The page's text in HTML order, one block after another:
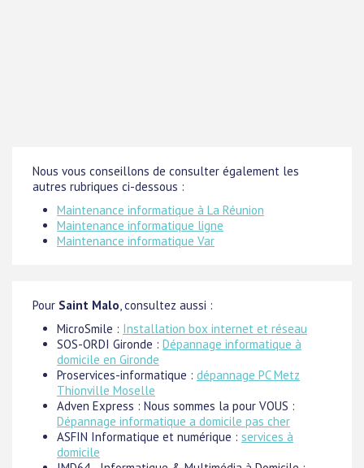
Nous vous conseillons de consulter également les
autres rubriques ci-dessous :
Maintenance informatique à La Réunion
Maintenance informatique ligne
Maintenance informatique Var
Pour Saint Malo, consultez aussi :
MicroSmile : Installation box internet et réseau
SOS-ORDI Gironde : Dépannage informatique à
domicile en Gironde
Proservices-informatique : dépannage PC Metz
Thionville Moselle
Adven Express : Nous sommes la pour VOUS :
Dépannage informatique a domicile pas cher
ASFIN Informatique et numérique : services à
domicile